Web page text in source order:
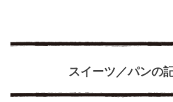
スイーツ／パンの